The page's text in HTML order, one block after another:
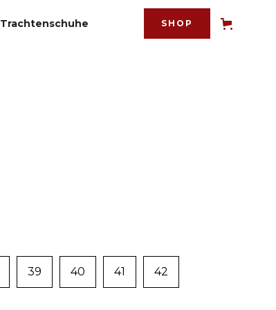
Trachtenschuhe SHOP
39 40 41 42